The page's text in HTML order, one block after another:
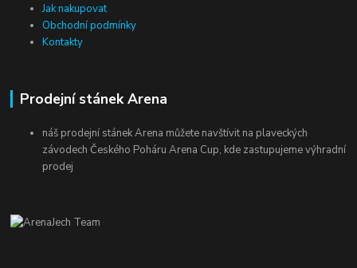
Jak nakupovat
Obchodní podmínky
Kontakty
Prodejní stánek Arena
náš prodejní stánek Arena můžete navštívit na plaveckých
závodech Českého Poháru Arena Cup, kde zastupujeme výhradní
prodej